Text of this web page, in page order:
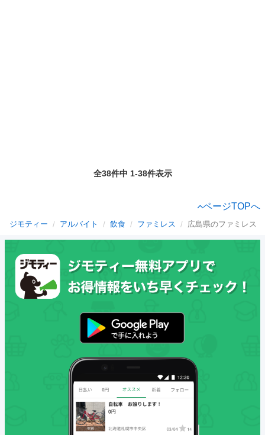
全38件中 1-38件表示
ページTOPへ
ジモティー アルバイト 飲食 ファミレス 広島県のファミレス